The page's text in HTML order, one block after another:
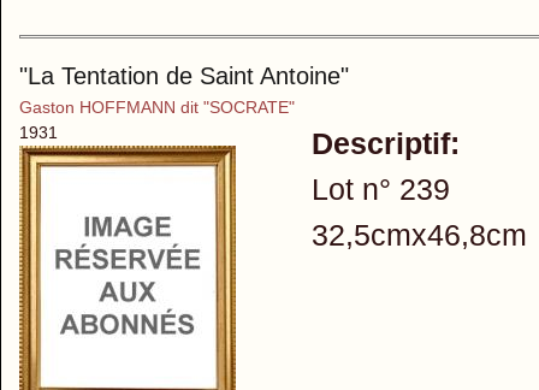
"La Tentation de Saint Antoine"
Gaston HOFFMANN dit "SOCRATE"
1931
Descriptif:
Lot n° 239
32,5cmx46,8cm